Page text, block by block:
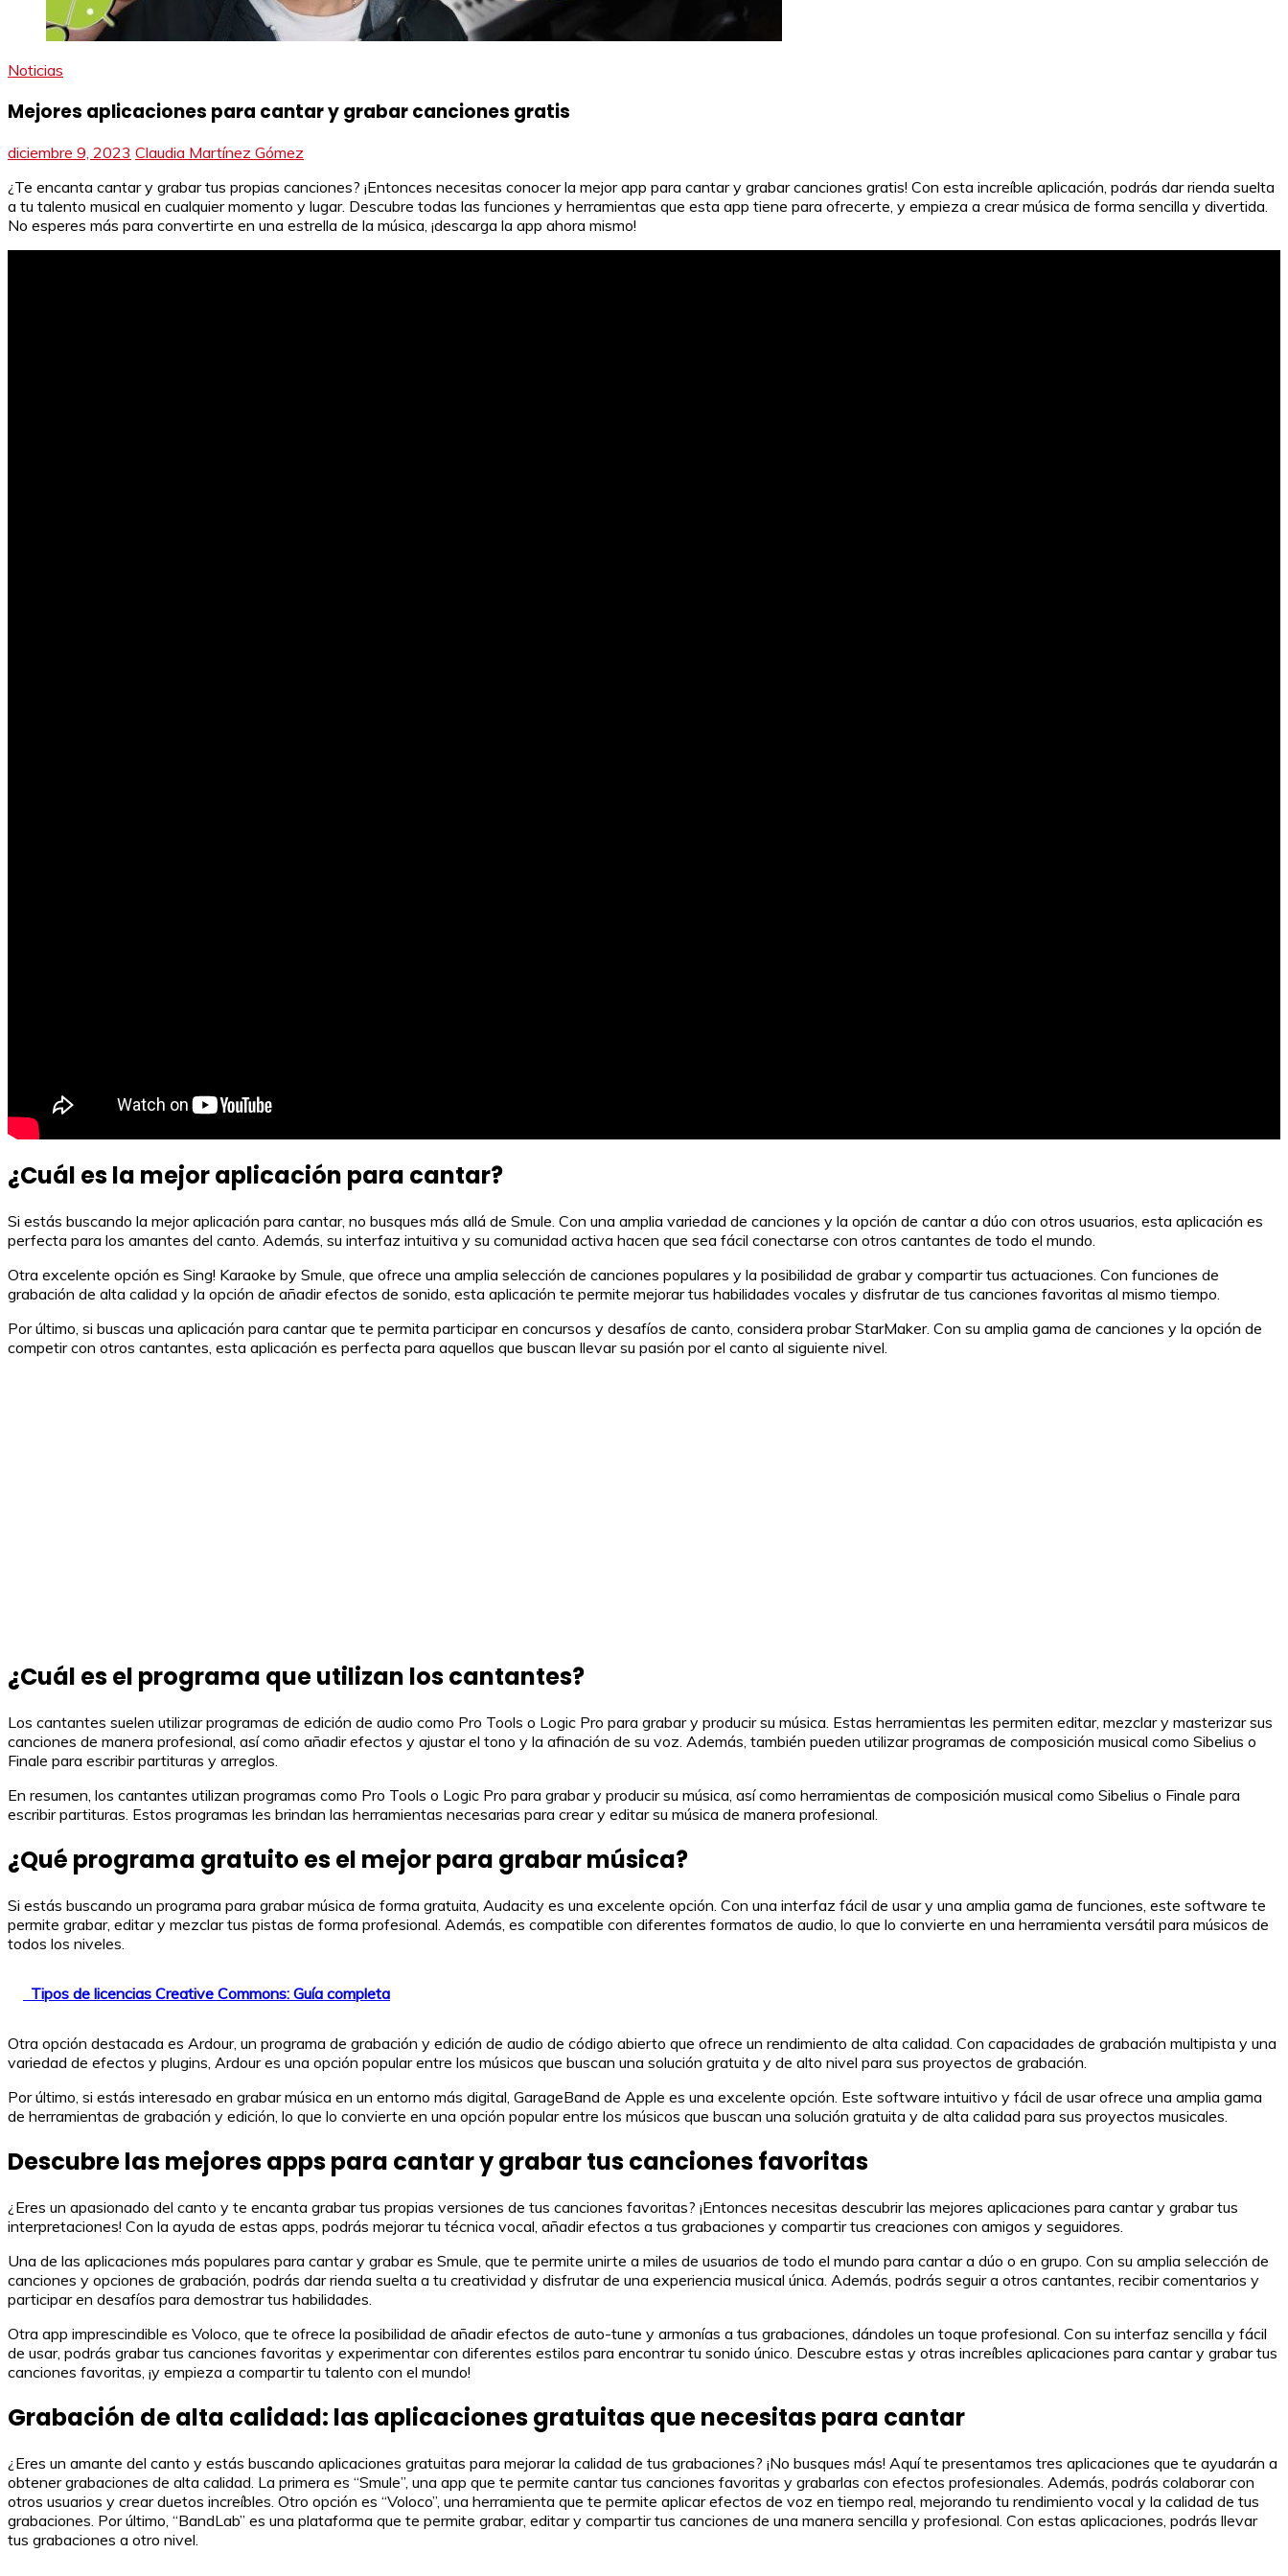
Noticias
Mejores aplicaciones para cantar y grabar canciones gratis
diciembre 9, 2023 Claudia Martínez Gómez
¿Te encanta cantar y grabar tus propias canciones? ¡Entonces necesitas conocer la mejor app para cantar y grabar canciones gratis! Con esta increíble aplicación, podrás dar rienda suelta
a tu talento musical en cualquier momento y lugar. Descubre todas las funciones y herramientas que esta app tiene para ofrecerte, y empieza a crear música de forma sencilla y divertida.
No esperes más para convertirte en una estrella de la música, ¡descarga la app ahora mismo!
¿Cuál es la mejor aplicación para cantar?
Si estás buscando la mejor aplicación para cantar, no busques más allá de Smule. Con una amplia variedad de canciones y la opción de cantar a dúo con otros usuarios, esta aplicación es
perfecta para los amantes del canto. Además, su interfaz intuitiva y su comunidad activa hacen que sea fácil conectarse con otros cantantes de todo el mundo.
Otra excelente opción es Sing! Karaoke by Smule, que ofrece una amplia selección de canciones populares y la posibilidad de grabar y compartir tus actuaciones. Con funciones de
grabación de alta calidad y la opción de añadir efectos de sonido, esta aplicación te permite mejorar tus habilidades vocales y disfrutar de tus canciones favoritas al mismo tiempo.
Por último, si buscas una aplicación para cantar que te permita participar en concursos y desafíos de canto, considera probar StarMaker. Con su amplia gama de canciones y la opción de
competir con otros cantantes, esta aplicación es perfecta para aquellos que buscan llevar su pasión por el canto al siguiente nivel.
¿Cuál es el programa que utilizan los cantantes?
Los cantantes suelen utilizar programas de edición de audio como Pro Tools o Logic Pro para grabar y producir su música. Estas herramientas les permiten editar, mezclar y masterizar sus
canciones de manera profesional, así como añadir efectos y ajustar el tono y la afinación de su voz. Además, también pueden utilizar programas de composición musical como Sibelius o
Finale para escribir partituras y arreglos.
En resumen, los cantantes utilizan programas como Pro Tools o Logic Pro para grabar y producir su música, así como herramientas de composición musical como Sibelius o Finale para
escribir partituras. Estos programas les brindan las herramientas necesarias para crear y editar su música de manera profesional.
¿Qué programa gratuito es el mejor para grabar música?
Si estás buscando un programa para grabar música de forma gratuita, Audacity es una excelente opción. Con una interfaz fácil de usar y una amplia gama de funciones, este software te
permite grabar, editar y mezclar tus pistas de forma profesional. Además, es compatible con diferentes formatos de audio, lo que lo convierte en una herramienta versátil para músicos de
todos los niveles.
Tipos de licencias Creative Commons: Guía completa
Otra opción destacada es Ardour, un programa de grabación y edición de audio de código abierto que ofrece un rendimiento de alta calidad. Con capacidades de grabación multipista y una
variedad de efectos y plugins, Ardour es una opción popular entre los músicos que buscan una solución gratuita y de alto nivel para sus proyectos de grabación.
Por último, si estás interesado en grabar música en un entorno más digital, GarageBand de Apple es una excelente opción. Este software intuitivo y fácil de usar ofrece una amplia gama
de herramientas de grabación y edición, lo que lo convierte en una opción popular entre los músicos que buscan una solución gratuita y de alta calidad para sus proyectos musicales.
Descubre las mejores apps para cantar y grabar tus canciones favoritas
¿Eres un apasionado del canto y te encanta grabar tus propias versiones de tus canciones favoritas? ¡Entonces necesitas descubrir las mejores aplicaciones para cantar y grabar tus
interpretaciones! Con la ayuda de estas apps, podrás mejorar tu técnica vocal, añadir efectos a tus grabaciones y compartir tus creaciones con amigos y seguidores.
Una de las aplicaciones más populares para cantar y grabar es Smule, que te permite unirte a miles de usuarios de todo el mundo para cantar a dúo o en grupo. Con su amplia selección de
canciones y opciones de grabación, podrás dar rienda suelta a tu creatividad y disfrutar de una experiencia musical única. Además, podrás seguir a otros cantantes, recibir comentarios y
participar en desafíos para demostrar tus habilidades.
Otra app imprescindible es Voloco, que te ofrece la posibilidad de añadir efectos de auto-tune y armonías a tus grabaciones, dándoles un toque profesional. Con su interfaz sencilla y fácil
de usar, podrás grabar tus canciones favoritas y experimentar con diferentes estilos para encontrar tu sonido único. Descubre estas y otras increíbles aplicaciones para cantar y grabar tus
canciones favoritas, ¡y empieza a compartir tu talento con el mundo!
Grabación de alta calidad: las aplicaciones gratuitas que necesitas para cantar
¿Eres un amante del canto y estás buscando aplicaciones gratuitas para mejorar la calidad de tus grabaciones? ¡No busques más! Aquí te presentamos tres aplicaciones que te ayudarán a
obtener grabaciones de alta calidad. La primera es “Smule”, una app que te permite cantar tus canciones favoritas y grabarlas con efectos profesionales. Además, podrás colaborar con
otros usuarios y crear duetos increíbles. Otro opción es “Voloco”, una herramienta que te permite aplicar efectos de voz en tiempo real, mejorando tu rendimiento vocal y la calidad de tus
grabaciones. Por último, “BandLab” es una plataforma que te permite grabar, editar y compartir tus canciones de una manera sencilla y profesional. Con estas aplicaciones, podrás llevar
tus grabaciones a otro nivel.